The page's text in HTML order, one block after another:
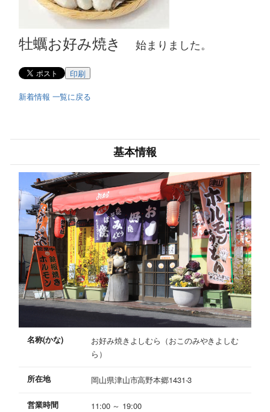
牡蠣お好み焼き始まりました。
印刷
新着情報 一覧に戻る
基本情報
名称(かな)
お好み焼きよしむら（おこのみやきよしむ
ら）
所在地 岡山県津山市高野本郷1431-3
営業時間
11:00 ～ 19:00